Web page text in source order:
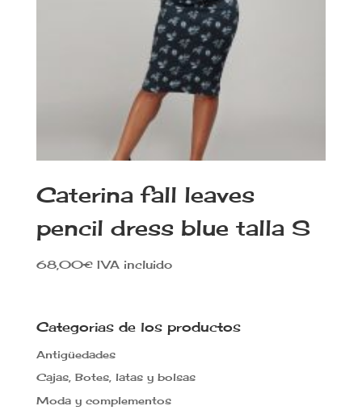
Caterina fall leaves
pencil dress blue talla S
68,00€ IVA incluido
Categorias de los productos
Antigüedades
Cajas, Botes, latas y bolsas
Moda y complementos